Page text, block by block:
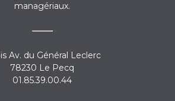
managériaux.
Av. du Général Leclerc
78230 Le Pecq
01.85.39.00.44